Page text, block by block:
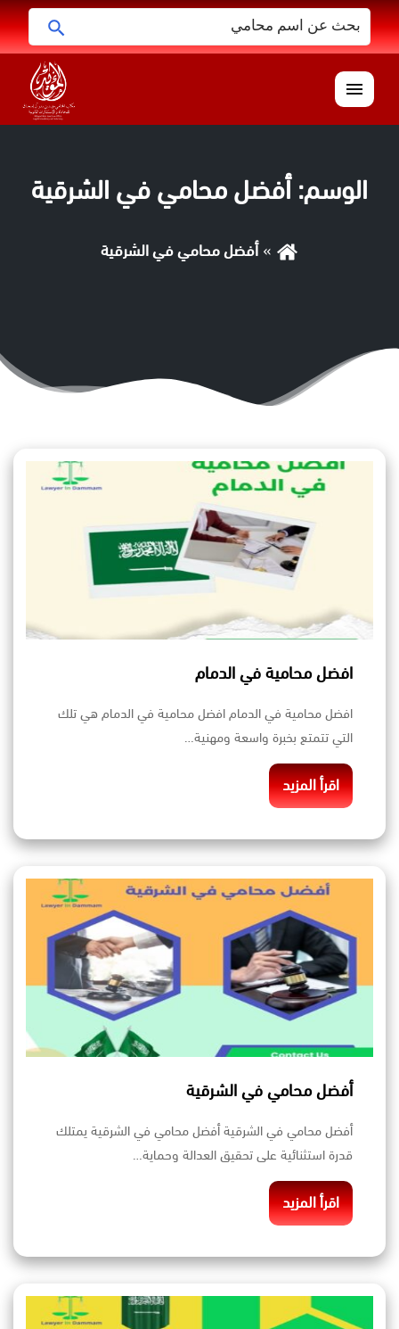
البحث
عن:
القائمة
الوسم:أفضل محامي في الشرقية
أفضل محامي في الشرقية
افضل محامية في الدمام
افضل محامية في الدمام افضل محامية في الدمام هي تلك
التي تتمتع بخبرة واسعة ومهنية…
اقرأ المزيد
أفضل محامي في الشرقية
أفضل محامي في الشرقية أفضل محامي في الشرقية يمتلك
قدرة استثنائية على تحقيق العدالة وحماية…
اقرأ المزيد